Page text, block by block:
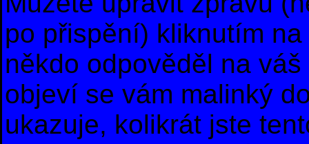
po přispění) kliknutím
někdo odpověděl na
objeví se vám malinký
ukazuje, kolikrát jste